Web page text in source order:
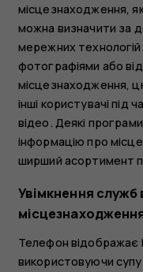
місцезнаходження,
можна визначити за
мережних
фотографіями або
місцезнаходження,
інші користувачі під
відео. Деякі
інформацію про
ширший асортимент
Увімкнення служб
Телефон відображає
використовуючи